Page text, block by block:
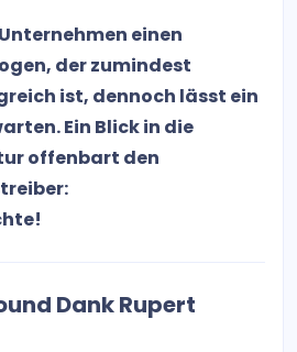
einen
der zumindest
ist, dennoch lässt ein
Ein Blick in die
offenbart den
Dank Rupert